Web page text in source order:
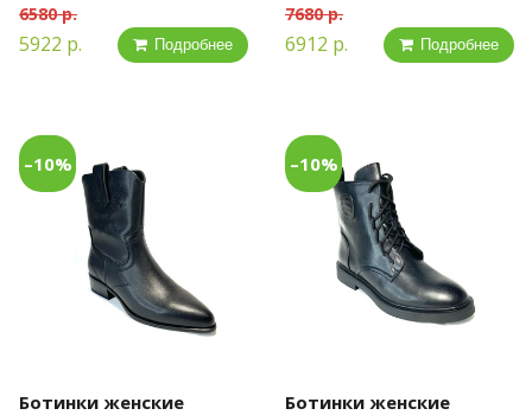
6580 р.
5922 р. Подробнее
7680 р.
6912 р. Подробнее
–10%
Ботинки женские
–10%
Ботинки женские